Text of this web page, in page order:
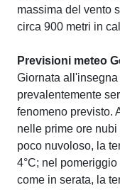
massima del vento
circa 900 metri in
Previsioni meteo
Giornata
prevalentemente
fenomeno previsto.
nelle prime ore
poco nuvoloso, la
4°C; nel
come in serata, la